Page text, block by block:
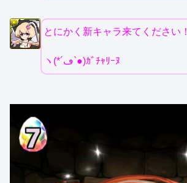
とにかく新キャラ来てください！
ヽ(*´ڡ`●)ｶﾞﾁｬﾘｰﾇ